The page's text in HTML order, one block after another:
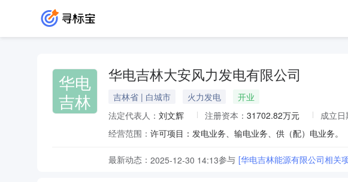
华电
吉林
华电吉林大安风力发电有限公司
吉林省 | 白城市 火力发电
开业
法定代表人： 刘文辉 注册资本： 31702.82万元 成立日
经营范围：
最新动态： 2025-12-30 14:13参与 [华电吉林能源有限公司相关